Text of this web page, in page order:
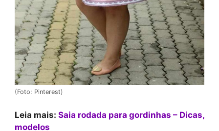
(Foto: Pinterest)
Leia mais: Saia rodada para gordinhas – Dicas,
modelos